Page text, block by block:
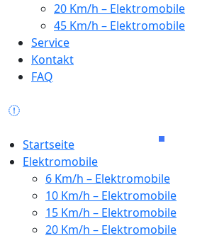
20 Km/h – Elektromobile
45 Km/h – Elektromobile
Service
Kontakt
FAQ
Startseite
Elektromobile
6 Km/h – Elektromobile
10 Km/h – Elektromobile
15 Km/h – Elektromobile
20 Km/h – Elektromobile